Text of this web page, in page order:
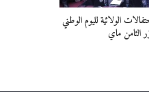
الولائية لليوم الوطني
الثامن ماي